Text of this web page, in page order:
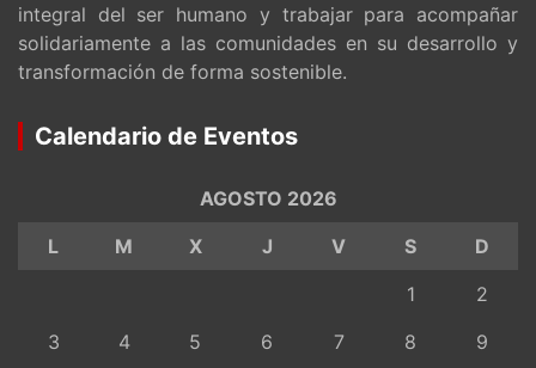
integral del ser humano y trabajar para acompañar
solidariamente a las comunidades en su desarrollo y
transformación de forma sostenible.
Calendario de Eventos
AGOSTO 2026
L
M X J V S
D
1
2
3
4 5 6 7 8
9